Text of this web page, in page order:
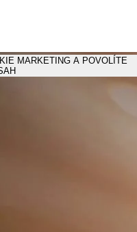
MARKETING A POVOLÍTE